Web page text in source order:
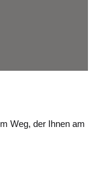
Weg, der Ihnen am